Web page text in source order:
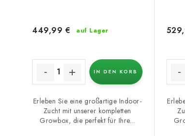
i
r
u
n
g
auf Lager
449,99 €
IN DEN KORB
Erleben Sie eine großartige Indoor-
Zucht mit unserer kompletten
Growbox, die perfekt für Ihre...